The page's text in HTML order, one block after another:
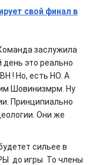
свой финал в
заслужила
это реально
! Но, есть НО. А
Шовинизмрм. Ну
Принципиально
Они же
сильее в
до игры То члены